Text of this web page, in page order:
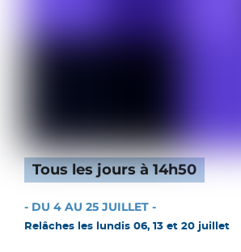
Tous les jours à 14h50
- DU 4 AU 25 JUILLET -
Relâches les lundis 06, 13 et 20 juillet